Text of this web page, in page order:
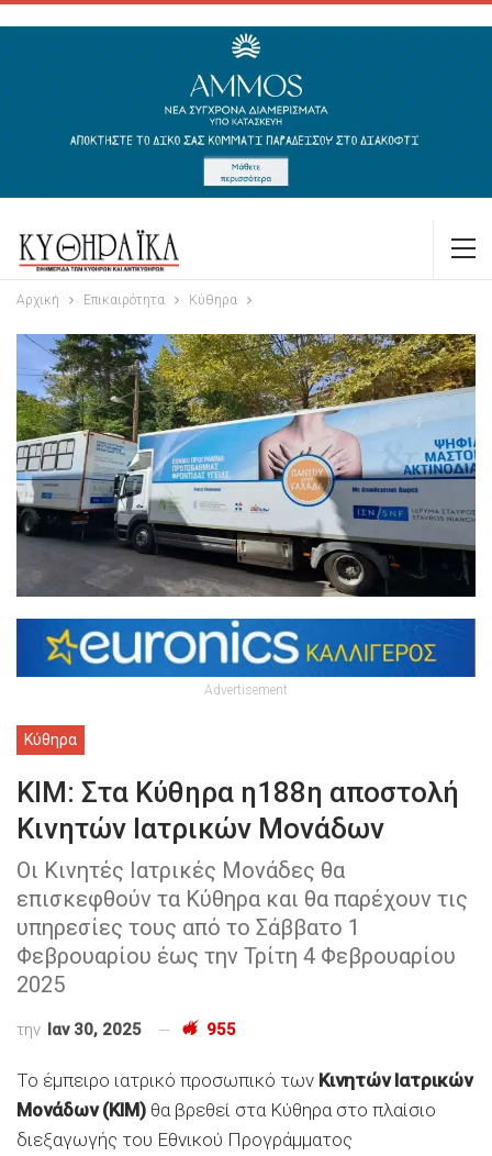
Αρχική Επικαιρότητα Κύθηρα
Advertisement
Κύθηρα
ΚΙΜ: Στα Κύθηρα η188η αποστολή
Κινητών Ιατρικών Μονάδων
Οι Κινητές Ιατρικές Μονάδες θα
επισκεφθούν τα Κύθηρα και θα παρέχουν τις
υπηρεσίες τους από το Σάββατο 1
Φεβρουαρίου έως την Τρίτη 4 Φεβρουαρίου
2025
την Ιαν 30, 2025 955
Το έμπειρο ιατρικό προσωπικό των Κινητών Ιατρικών
Μονάδων (ΚΙΜ) θα βρεθεί στα Κύθηρα στο πλαίσιο
διεξαγωγής του Εθνικού Προγράμματος